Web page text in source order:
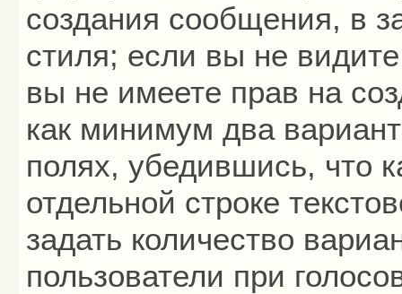
создания сообщения, в
стиля; если вы не
вы не имеете прав на
как минимум два
полях, убедившись, что
отдельной строке
задать количество
пользователи при